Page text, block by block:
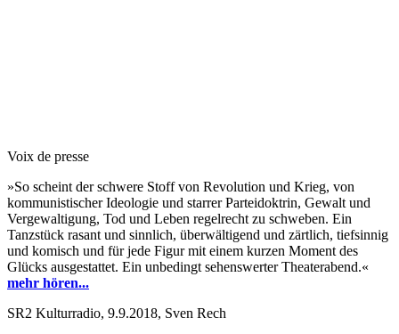
Voix de presse
»So scheint der schwere Stoff von Revolution und Krieg, von
kommunistischer Ideologie und starrer Parteidoktrin, Gewalt und
Vergewaltigung, Tod und Leben regelrecht zu schweben. Ein
Tanzstück rasant und sinnlich, überwältigend und zärtlich, tiefsinnig
und komisch und für jede Figur mit einem kurzen Moment des
Glücks ausgestattet. Ein unbedingt sehenswerter Theaterabend.«
mehr hören...
SR2 Kulturradio, 9.9.2018, Sven Rech